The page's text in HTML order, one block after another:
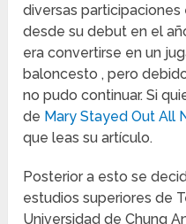
diversas
desde su debut en el
era convertirse en un
baloncesto , pero
no pudo continuar. Si
de Mary Stayed Out All
que leas su artículo.
Posterior a esto se
estudios superiores de
Universidad de Chung